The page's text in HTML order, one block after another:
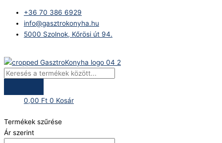
content
+36 70 386 6929
info@gasztrokonyha.hu
5000 Szolnok, Kőrösi út 94.
search
0,00 Ft 0 Kosár
Termékek szűrése
Ár szerint